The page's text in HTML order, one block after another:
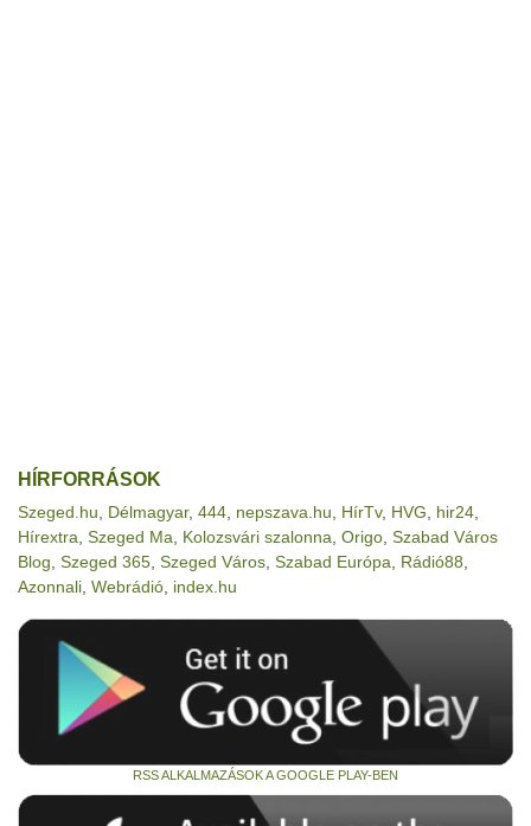
HÍRFORRÁSOK
Szeged.hu Délmagyar, 444 nepszava.hu HírTv, HVG hir24
Hírextra Szeged Ma Kolozsvári szalonna Origo Szabad Város
Blog Szeged 365 Szeged Város Szabad Európa Rádió88
Azonnali Webrádió index.hu
RSS ALKALMAZÁSOK A GOOGLE PLAY-BEN